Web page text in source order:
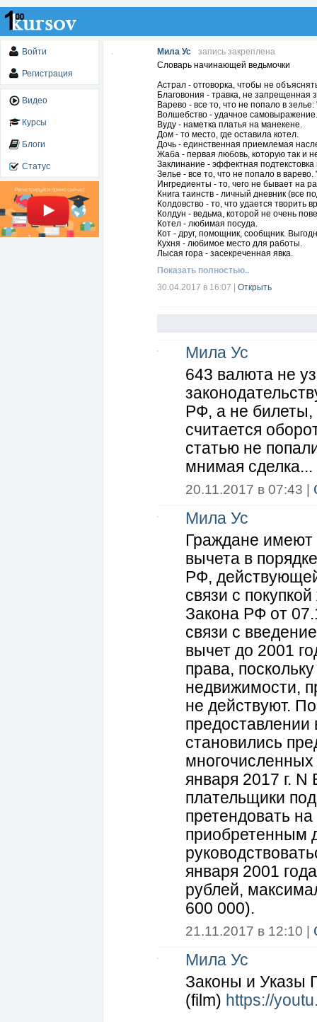
Войти
Регистрация
Видео
Курсы
Блоги
Статус
Мила Ус
запись закреплена
Словарь начинающей ведьмочки
Астрал - отговорка, чтобы не
Благовония - травка, не запрещенная
Варево - все то, что не попало в
Волшебство - удачное самовыражение.
Вуду - наметка платья на манекене.
Дом - то место, где оставила котел.
Дочь - единственная приемлемая
Жаба - первая любовь, которую так и
Заклинание - эффектная
Зелье - все то, что не попало в
Ингредиенты - то, чего не бывает на
Книга таинств - личный дневник (все
Колдовство - то, что удается творить
Колдун - ведьма, которой не очень
Котел - любимая посуда.
Кот - друг, помощник, сообщник.
Кухня - любимое место для работы.
Лысая гора - засекреченная явка.
Метла- дешевый и
ведьмы решили проблему парковки.
Муж - вампир, любящий чеснок.
Рок - приезд свекрови.
Сын - любимое наказание за грехи
Таинства - традиции.
Таро - ведьминский пасьянс.
Фокусник - волшебник, не сдавший СОВ
Хеллоуин - международный ведьмин
Черный - цвет униформы.
Шабаш - посиделки с подругами.
Показать полностью..
30.04.2017 в 16:07
Открыть
Мила Ус
643 валюта не
РФ, а не билеты,
считается
статью не
мнимая сделка...
20.11.2017 в 07:43 |
Мила Ус
Граждане имеют
вычета в
РФ,
связи с
Закона РФ от
связи с
вычет до 2001
права,
недвижимости,
не действуют.
предоставлении
становились
января 2017 г. N
плательщики
претендовать
приобретенным
января 2001
рублей,
600 000).
21.11.2017 в 12:10 |
Мила Ус
Законы и Указы
(film) https://